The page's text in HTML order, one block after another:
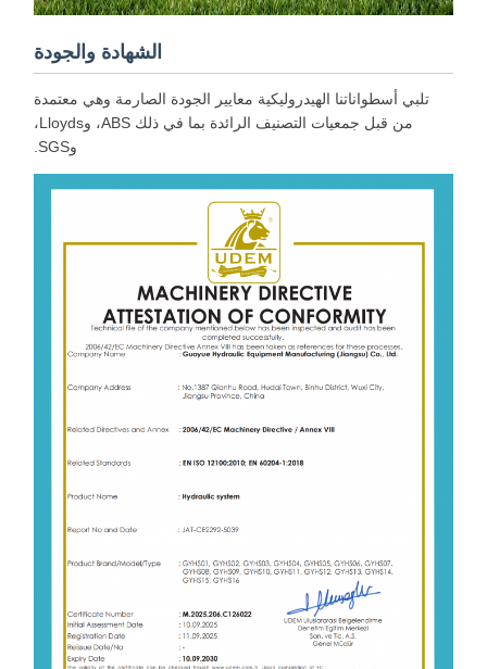
الشهادة والجودة
تلبي أسطواناتنا الهيدروليكية معايير الجودة الصارمة وهي معتمدة
من قبل جمعيات التصنيف الرائدة بما في ذلك ABS، وLloyds،